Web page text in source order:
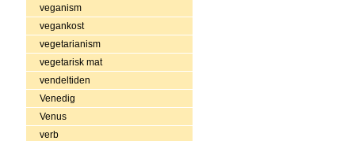
veganism
vegankost
vegetarianism
vegetarisk mat
vendeltiden
Venedig
Venus
verb